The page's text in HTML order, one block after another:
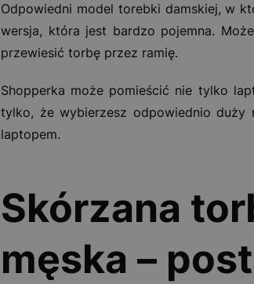
Odpowiedni model torebki damskiej, w
wersja, która jest bardzo pojemna.
przewiesić torbę przez ramię.
Shopperka może pomieścić nie tylko
tylko, że wybierzesz odpowiednio duży
laptopem.
Skórzana
męska –